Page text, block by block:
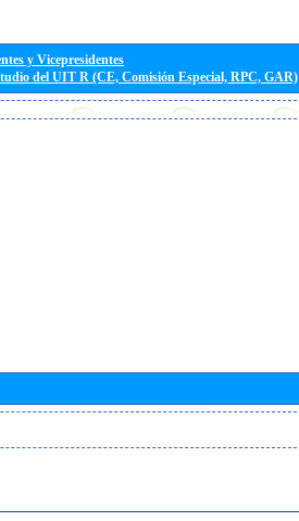
y Vicepresidentes
del UIT R (CE, Comisión Especial, RPC, GAR)